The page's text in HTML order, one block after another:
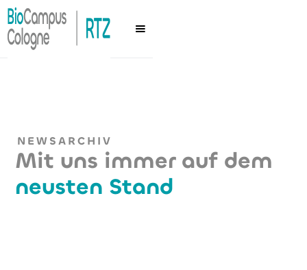
NEWSARCHIV
Mit uns immer auf dem
neusten Stand